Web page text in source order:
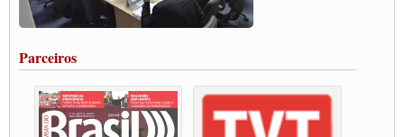
Rodoviários de Feira Santana fazem Assembleia para avaliar proposta de reajuste
salarial
Vacina Já: Lockdown de 24 horas dos trabalhadores em transportes está mantido,
Condutores de Guarulhos farão greve sanitária nesta terça-feira (20)
Paralisação dos Caminhoneiros na #BR285, entrocamento que liga o Mercosul ao
Parceiros